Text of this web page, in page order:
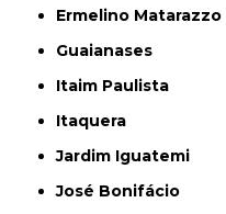
Ermelino Matarazzo
Guaianases
Itaim Paulista
Itaquera
Jardim Iguatemi
José Bonifácio